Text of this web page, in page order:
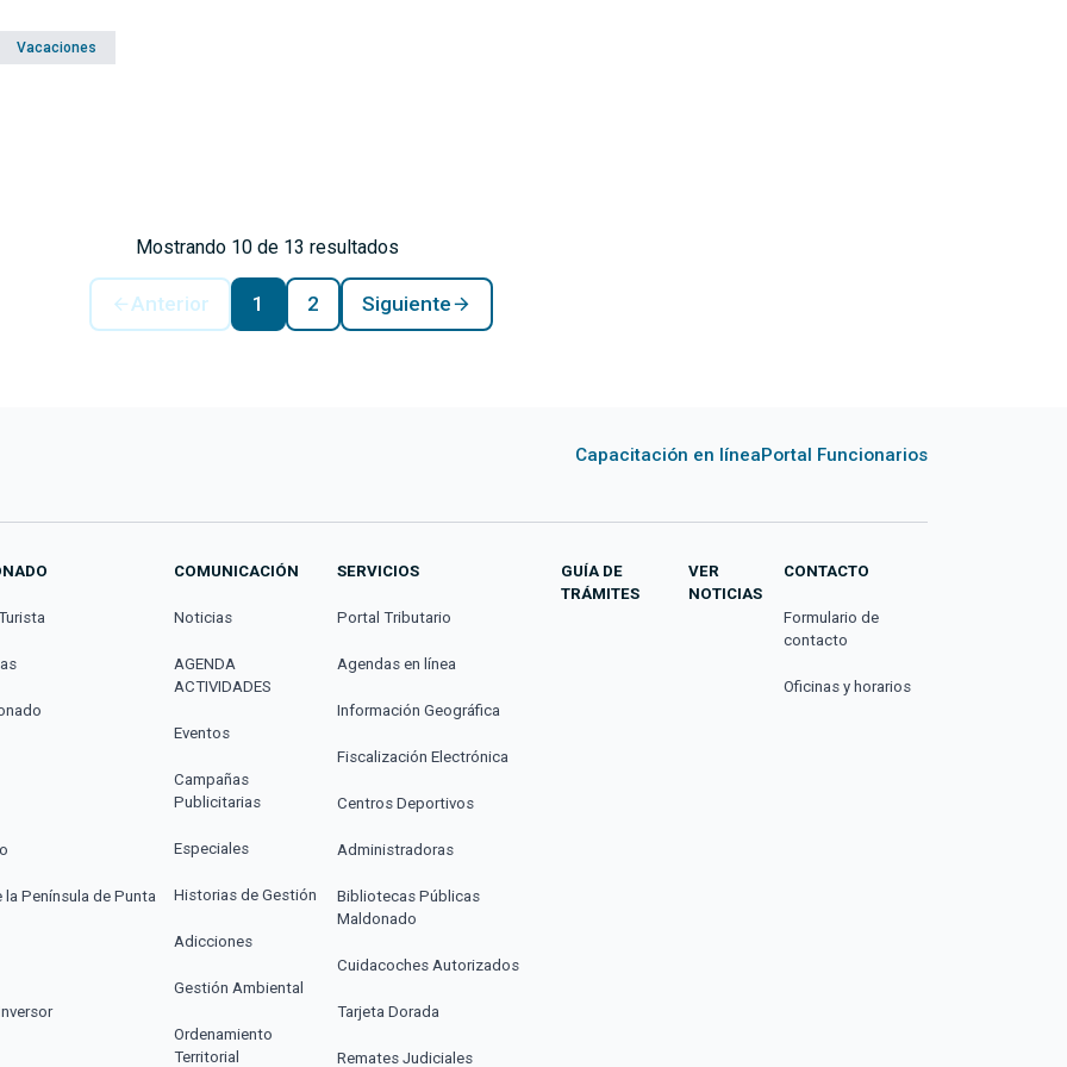
Vacaciones
Mostrando 10 de 13 resultados
Anterior 1 2 Siguiente
Capacitación en líneaPortal Funcionarios
la Península de Punta
COMUNICACIÓN
Noticias
AGENDA
ACTIVIDADES
Eventos
Campañas
Publicitarias
Especiales
Historias de Gestión
Adicciones
Gestión Ambiental
Ordenamiento
Territorial
SERVICIOS
Portal Tributario
Agendas en línea
Información Geográfica
Fiscalización Electrónica
Centros Deportivos
Administradoras
Bibliotecas Públicas
Maldonado
Cuidacoches Autorizados
Tarjeta Dorada
Remates Judiciales
GUÍA DE
TRÁMITES
VER
NOTICIAS
CONTACTO
Formulario de
contacto
Oficinas y horarios